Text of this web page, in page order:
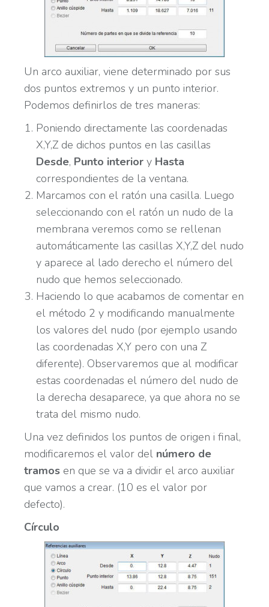
Un arco auxiliar, viene determinado por sus
dos puntos extremos y un punto interior.
Podemos definirlos de tres maneras:
Poniendo directamente las coordenadas
X,Y,Z de dichos puntos en las casillas
Desde, Punto interior y Hasta
correspondientes de la ventana.
Marcamos con el ratón una casilla. Luego
seleccionando con el ratón un nudo de la
membrana veremos como se rellenan
automáticamente las casillas X,Y,Z del nudo
y aparece al lado derecho el número del
nudo que hemos seleccionado.
Haciendo lo que acabamos de comentar en
el método 2 y modificando manualmente
los valores del nudo (por ejemplo usando
las coordenadas X,Y pero con una Z
diferente). Observaremos que al modificar
estas coordenadas el número del nudo de
la derecha desaparece, ya que ahora no se
trata del mismo nudo.
Una vez definidos los puntos de origen i final,
modificaremos el valor del número de
tramos en que se va a dividir el arco auxiliar
que vamos a crear. (10 es el valor por
defecto).
Círculo